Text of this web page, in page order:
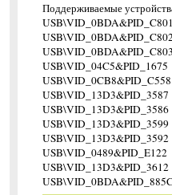
Поддерживаемые
USB\VID_04C5&PID_1675
USB\VID_0CB8&PID_C558
USB\VID_13D3&PID_3587
USB\VID_13D3&PID_3586
USB\VID_13D3&PID_3599
USB\VID_13D3&PID_3592
USB\VID_0489&PID_E122
USB\VID_13D3&PID_3612